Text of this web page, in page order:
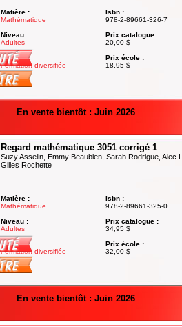
Matière :
Mathématique
Niveau :
Adultes
Degré :
Formation diversifiée
Isbn :
978-2-89661-326-7
Prix catalogue :
20,00 $
Prix école :
18,95 $
En vente bientôt : Juin 2026
Regard mathématique 3051 corrigé 1
Suzy Asselin, Emmy Beaubien, Sarah Rodrigue, Alec
Gilles Rochette
Matière :
Mathématique
Niveau :
Adultes
Degré :
Formation diversifiée
Isbn :
978-2-89661-325-0
Prix catalogue :
34,95 $
Prix école :
32,00 $
En vente bientôt : Juin 2026